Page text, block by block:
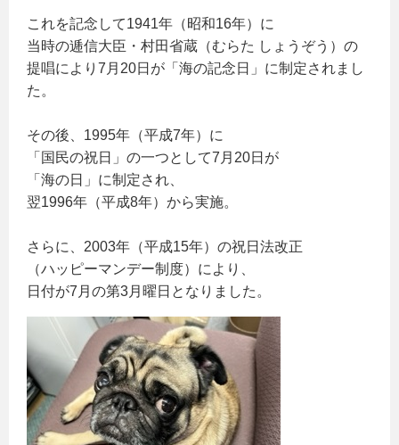
これを記念して1941年（昭和16年）に
当時の逓信大臣・村田省蔵（むらた しょうぞう）の
提唱により7月20日が「海の記念日」に制定されまし
た。
その後、1995年（平成7年）に
「国民の祝日」の一つとして7月20日が
「海の日」に制定され、
翌1996年（平成8年）から実施。
さらに、2003年（平成15年）の祝日法改正
（ハッピーマンデー制度）により、
日付が7月の第3月曜日となりました。